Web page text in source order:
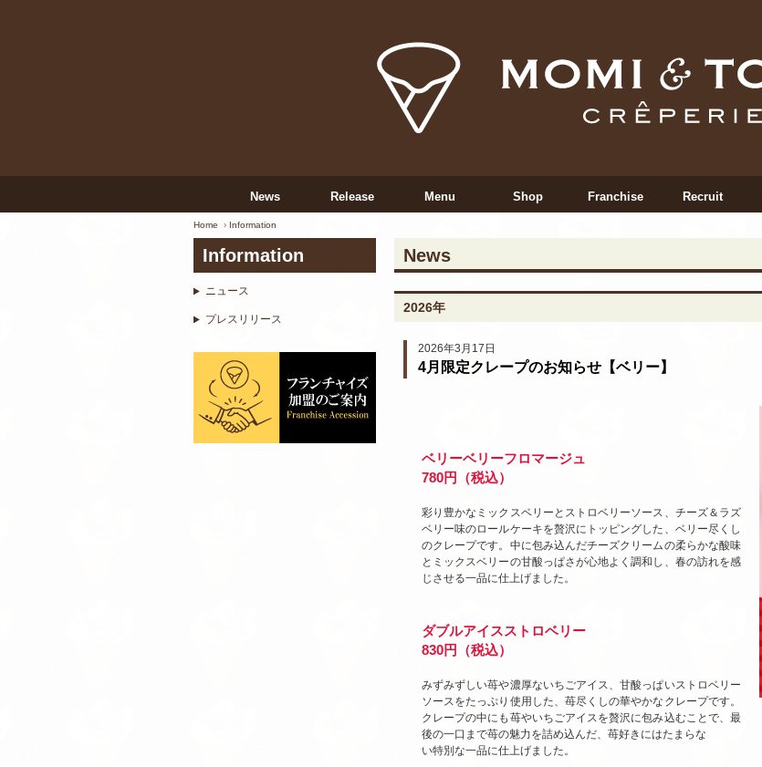
News Release Menu Shop Franchise Recruit
Home Information
Information
ニュース
プレスリリース
News
2026年
2026年3月17日
4月限定クレープのお知らせ【ベリー】
ベリーベリーフロマージュ
780円（税込）
彩り豊かなミックスベリーとストロベリーソース、チーズ＆ラズ
ベリー味のロールケーキを贅沢にトッピングした、ベリー尽くし
のクレープです。中に包み込んだチーズクリームの柔らかな酸味
とミックスベリーの甘酸っぱさが心地よく調和し、春の訪れを感
じさせる一品に仕上げました。
ダブルアイスストロベリー
830円（税込）
みずみずしい苺や濃厚ないちごアイス、甘酸っぱいストロベリー
ソースをたっぷり使用した、苺尽くしの華やかなクレープです。
クレープの中にも苺やいちごアイスを贅沢に包み込むことで、最
後の一口まで苺の魅力を詰め込んだ、苺好きにはたまらな
い特別な一品に仕上げました。